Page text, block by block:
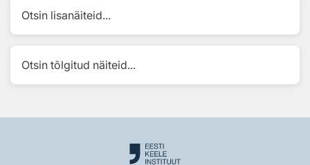
Otsin lisanäiteid...
Otsin tõlgitud näiteid...